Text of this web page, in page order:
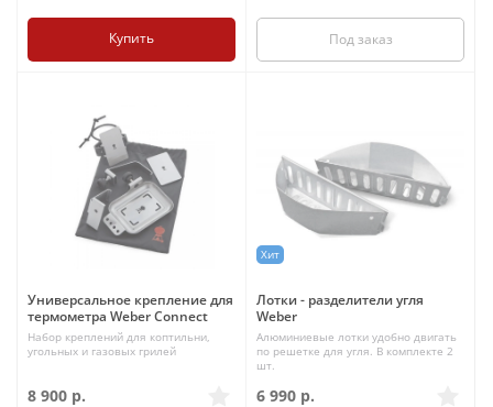
Купить Под заказ
Универсальное крепление для
термометра Weber Connect
Набор креплений для коптильни,
угольных и газовых грилей
8 900 р.
Хит
Лотки - разделители угля
Weber
Алюминиевые лотки удобно двигать
по решетке для угля. В комплекте 2
шт.
6 990 р.